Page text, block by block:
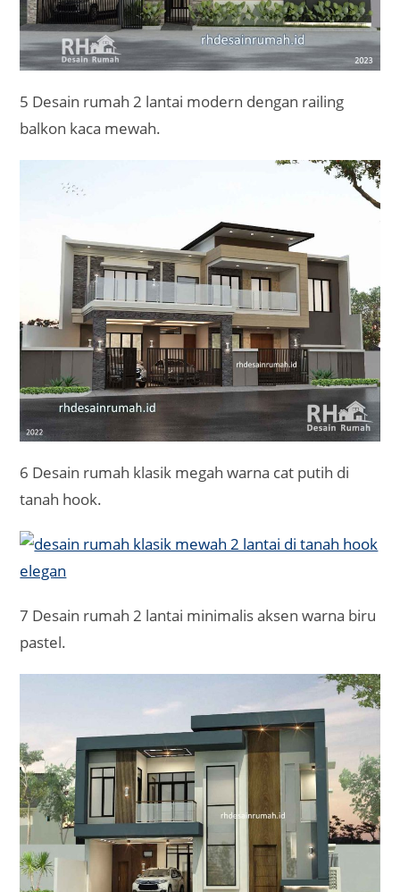
5 Desain rumah 2 lantai modern dengan railing
balkon kaca mewah.
6 Desain rumah klasik megah warna cat putih di
tanah hook.
7 Desain rumah 2 lantai minimalis aksen warna biru
pastel.